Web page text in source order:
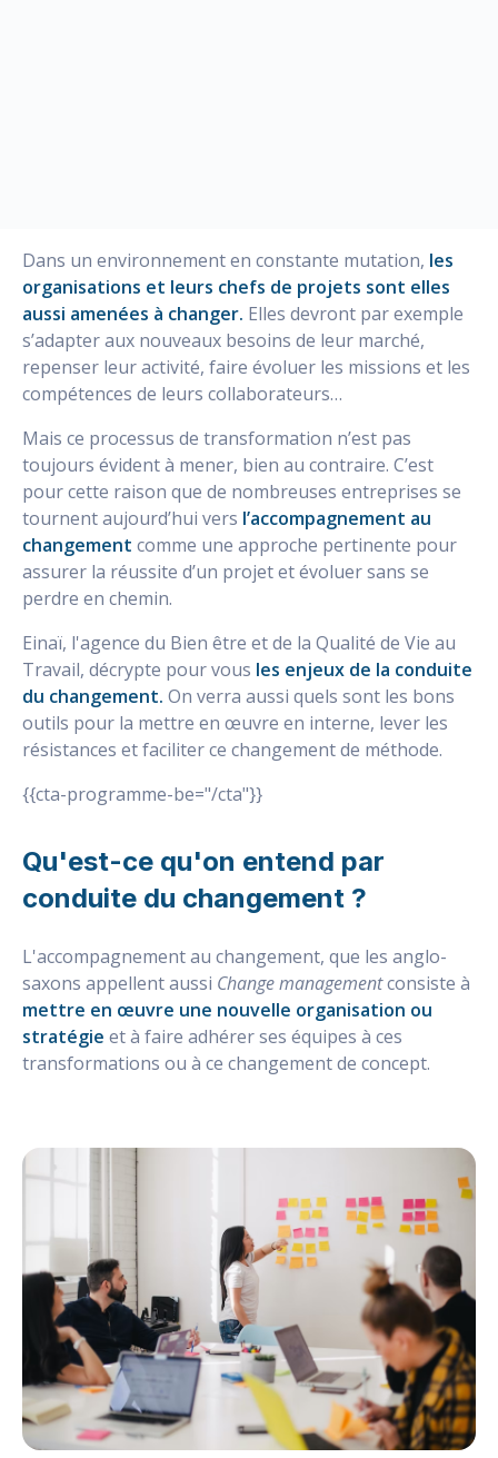
Dans un environnement en constante mutation, les
organisations et leurs chefs de projets sont elles
aussi amenées à changer. Elles devront par exemple
s’adapter aux nouveaux besoins de leur marché,
repenser leur activité, faire évoluer les missions et les
compétences de leurs collaborateurs…
Mais ce processus de transformation n’est pas
toujours évident à mener, bien au contraire. C’est
pour cette raison que de nombreuses entreprises se
tournent aujourd’hui vers l’accompagnement au
changement comme une approche pertinente pour
assurer la réussite d’un projet et évoluer sans se
perdre en chemin.
Einaï, l'agence du Bien être et de la Qualité de Vie au
Travail, décrypte pour vous les enjeux de la conduite
du changement. On verra aussi quels sont les bons
outils pour la mettre en œuvre en interne, lever les
résistances et faciliter ce changement de méthode.
{{cta-programme-be="/cta"}}
Qu'est-ce qu'on entend par
conduite du changement ?
L'accompagnement au changement, que les anglo-
saxons appellent aussi Change managementconsiste à
mettre en œuvre une nouvelle organisation ou
stratégie et à faire adhérer ses équipes à ces
transformations ou à ce changement de concept.